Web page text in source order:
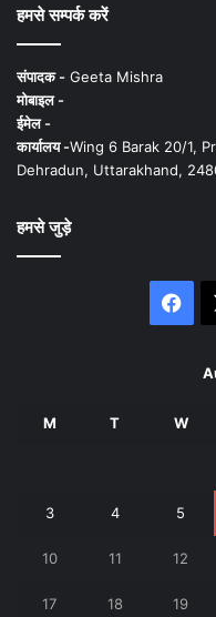
हमसे सम्पर्क करें
संपादक - Geeta Mishra
मोबाइल -
ईमेल -
कार्यालय -Wing 6 Barak 20/1,
Dehradun, Uttarakhand,
हमसे जुड़े
M T W
3 4 5
10 11 12
17 18 19